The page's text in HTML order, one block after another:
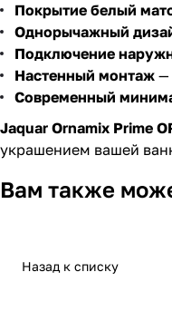
Покрытие белый
Однорычажный
Подключение
Настенный монтаж —
Современный
Jaquar Ornamix Prime
украшением вашей
Вам также
Назад к списку